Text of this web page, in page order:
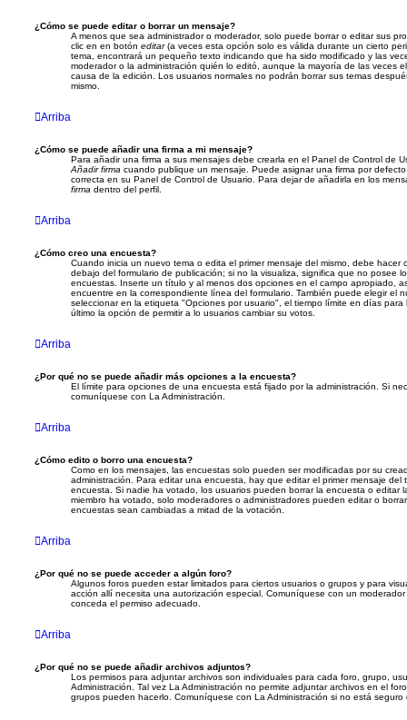
¿Cómo se puede editar o borrar un mensaje?
A menos que sea administrador o moderador, solo puede borrar o editar sus
clic en en botón editar(a veces esta opción solo es válida durante un cierto
tema, encontrará un pequeño texto indicando que ha sido modificado y las
moderador o la administración quién lo editó, aunque la mayoría de las veces
causa de la edición. Los usuarios normales no podrán borrar sus temas
mismo.
Arriba
¿Cómo se puede añadir una firma a mi mensaje?
Para añadir una firma a sus mensajes debe crearla en el Panel de Control de
Añadir firma cuando publique un mensaje. Puede asignar una firma por
correcta en su Panel de Control de Usuario. Para dejar de añadirla en los
firma dentro del perfil.
Arriba
¿Cómo creo una encuesta?
Cuando inicia un nuevo tema o edita el primer mensaje del mismo, debe hacer
debajo del formulario de publicación; si no la visualiza, significa que no posee
encuestas. Inserte un título y al menos dos opciones en el campo apropiado,
encuentre en la correspondiente línea del formulario. También puede elegir el
seleccionar en la etiqueta "Opciones por usuario", el tiempo límite en días
último la opción de permitir a lo usuarios cambiar su votos.
Arriba
¿Por qué no se puede añadir más opciones a la encuesta?
El límite para opciones de una encuesta está fijado por la administración. Si
comuníquese con La Administración.
Arriba
¿Cómo edito o borro una encuesta?
Como en los mensajes, las encuestas solo pueden ser modificadas por su
administración. Para editar una encuesta, hay que editar el primer mensaje del
encuesta. Si nadie ha votado, los usuarios pueden borrar la encuesta o editar
miembro ha votado, solo moderadores o administradores pueden editar o
encuestas sean cambiadas a mitad de la votación.
Arriba
¿Por qué no se puede acceder a algún foro?
Algunos foros pueden estar limitados para ciertos usuarios o grupos y para
acción allí necesita una autorización especial. Comuníquese con un
conceda el permiso adecuado.
Arriba
¿Por qué no se puede añadir archivos adjuntos?
Los permisos para adjuntar archivos son individuales para cada foro, grupo,
Administración. Tal vez La Administración no permite adjuntar archivos en el
grupos pueden hacerlo. Comuníquese con La Administración si no está